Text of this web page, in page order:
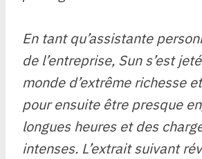
En tant qu’assistante
de l’entreprise, Sun s’est
monde d’extrême richesse
pour ensuite être presque
longues heures et des
intenses. L’extrait suivant